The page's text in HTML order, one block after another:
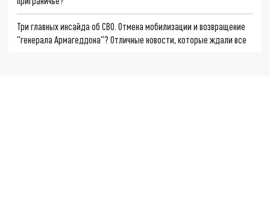
Три главных инсайда об СВО. Отмена мобилизации и возвращение
"генерала Армагеддона"? Отличные новости, которые ждали все